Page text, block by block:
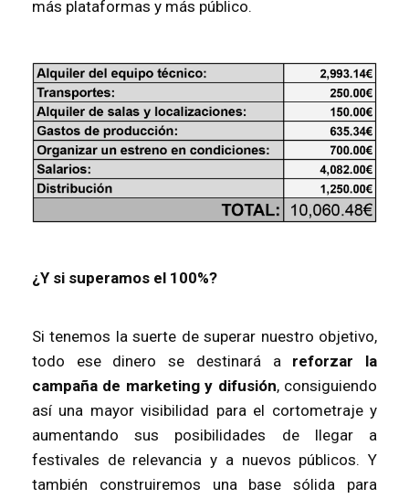
más plataformas y más público.
¿Y si superamos el 100%?
Si tenemos la suerte de superar nuestro objetivo,
todo ese dinero se destinará a reforzar la
campaña de marketing y difusión, consiguiendo
así una mayor visibilidad para el cortometraje y
aumentando sus posibilidades de llegar a
festivales de relevancia y a nuevos públicos. Y
también construiremos una base sólida para